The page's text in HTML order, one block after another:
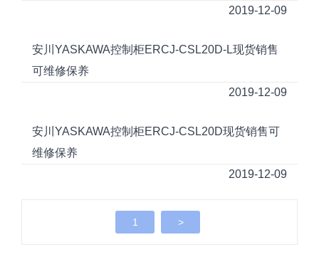
2019-12-09
安川YASKAWA控制柜ERCJ-CSL20D-L现货销售
可维修保养
2019-12-09
安川YASKAWA控制柜ERCJ-CSL20D现货销售可
维修保养
2019-12-09
1 >